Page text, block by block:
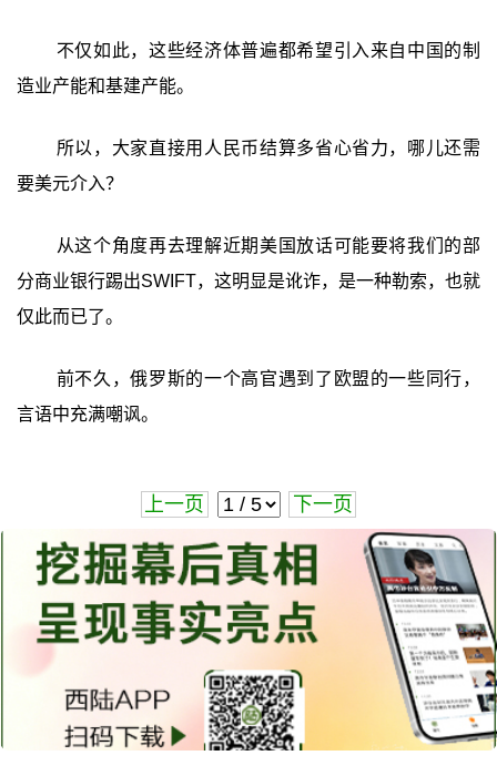
不仅如此，这些经济体普遍都希望引入来自中国的制
造业产能和基建产能。
所以，大家直接用人民币结算多省心省力，哪儿还需
要美元介入？
从这个角度再去理解近期美国放话可能要将我们的部
分商业银行踢出SWIFT，这明显是讹诈，是一种勒索，也就
仅此而已了。
前不久，俄罗斯的一个高官遇到了欧盟的一些同行，
言语中充满嘲讽。
上一页 下一页